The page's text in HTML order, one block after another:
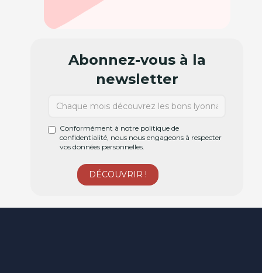
Abonnez-vous à la
newsletter
Conformément à notre politique de
confidentialité, nous nous engageons à respecter
vos données personnelles.